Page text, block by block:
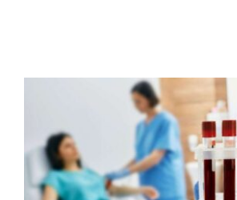
Colesterol,
negocio!